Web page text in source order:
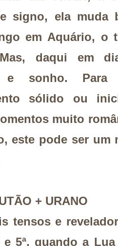
signo, ela muda
em Aquário, o
daqui em
e sonho.
sólido ou
muito
este pode ser um
+ URANO
tensos e
e 5ª, quando a